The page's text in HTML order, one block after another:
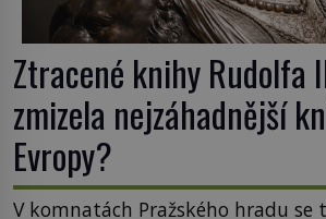
Ztracené knihy Rudolfa
zmizela nejzáhadnější
Evropy?
V komnatách Pražského hradu